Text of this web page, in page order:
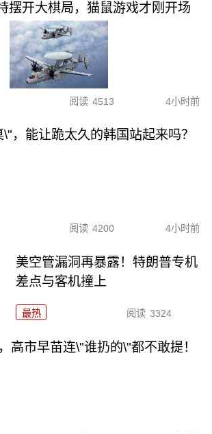
摆开大棋局，猫鼠游戏才刚开场
阅读 4513 4小时前
，能让跪太久的韩国站起来吗？
阅读 4200 4小时前
美空管漏洞再暴露！特朗普专机
差点与客机撞上
最热 阅读 3324
高市早苗连\"谁扔的\"都不敢提！